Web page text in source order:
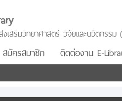
เสริมวิทยาศาสตร์ วิจัยและนวัตกรรม
สมัครสมาชิก ติดต่องาน E-